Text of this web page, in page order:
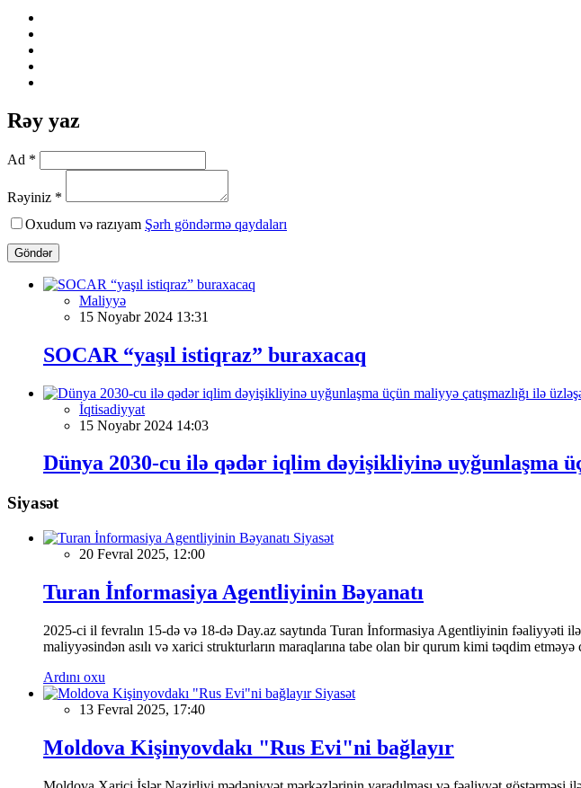
Rəy yaz
Ad *
Rəyiniz *
Oxudum və razıyam Şərh göndərmə qaydaları
Göndər
Maliyyə
15 Noyabr 2024 13:31
SOCAR “yaşıl istiqraz” buraxacaq
İqtisadiyyat
15 Noyabr 2024 14:03
Dünya 2030-cu ilə qədər iqlim dəyişikliyinə uyğunlaşma
Siyasət
Siyasət
20 Fevral 2025, 12:00
Turan İnformasiya Agentliyinin Bəyanatı
2025-ci il fevralın 15-də və 18-də Day.az saytında Turan İnformasiya Agentliyinin fəaliyyəti
maliyyəsindən asılı və xarici strukturların maraqlarına tabe olan bir qurum kimi təqdim etməyə
Ardını oxu
Siyasət
13 Fevral 2025, 17:40
Moldova Kişinyovdakı "Rus Evi"ni bağlayır